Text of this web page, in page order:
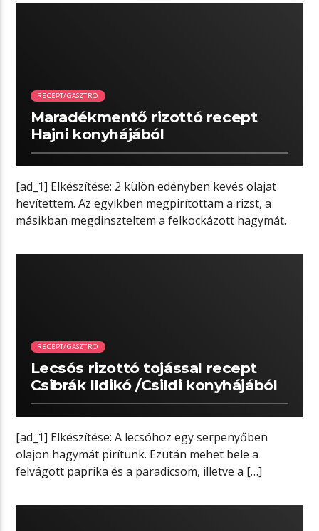
RECEPT/GASZTRO
Maradékmentő rizottó recept
Hajni konyhájából
[ad_1] Elkészítése: 2 külön edényben kevés olajat
hevítettem. Az egyikben megpirítottam a rizst, a
másikban megdinszteltem a felkockázott hagymát.
RECEPT/GASZTRO
Lecsós rizottó tojással recept
Csibrák Ildikó /Csildi konyhájából
[ad_1] Elkészítése: A lecsóhoz egy serpenyőben
olajon hagymát pirítunk. Ezután mehet bele a
felvágott paprika és a paradicsom, illetve a […]